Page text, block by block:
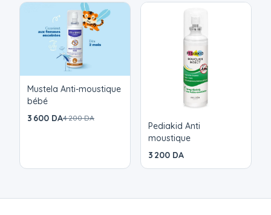
Mustela Anti-moustique
bébé
3 600 DA4 200 DA
Pediakid Anti
moustique
3 200 DA